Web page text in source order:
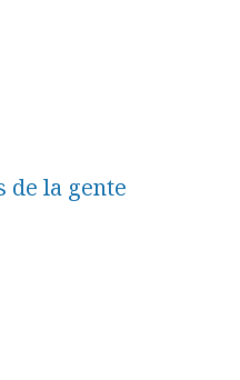
de la gente